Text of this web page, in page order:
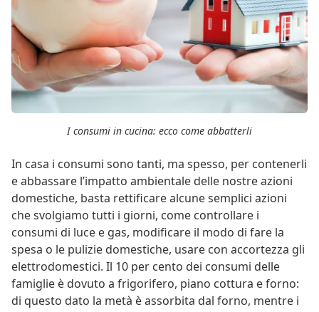
I consumi in cucina: ecco come abbatterli
In casa i consumi sono tanti, ma spesso, per contenerli
e abbassare l’impatto ambientale delle nostre azioni
domestiche, basta rettificare alcune semplici azioni
che svolgiamo tutti i giorni, come controllare i
consumi di luce e gas, modificare il modo di fare la
spesa o le pulizie domestiche, usare con accortezza gli
elettrodomestici. Il 10 per cento dei consumi delle
famiglie è dovuto a frigorifero, piano cottura e forno:
di questo dato la metà è assorbita dal forno, mentre i